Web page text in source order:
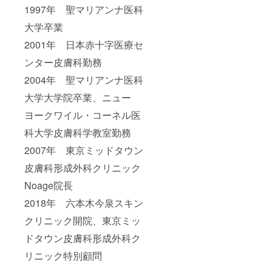
1997年 聖マリアンナ医科
大学卒業
2001年 日本赤十字医療セ
ンター皮膚科勤務
2004年 聖マリアンナ医科
大学大学院卒業、ニュー
ヨークワイル・コーネル医
科大学皮膚科学教室勤務
2007年 東京ミッドタウン
皮膚科形成外科クリニック
Noage院長
2018年 六本木今泉スキン
クリニック開院、東京ミッ
ドタウン皮膚科形成外科ク
リニック特別顧問